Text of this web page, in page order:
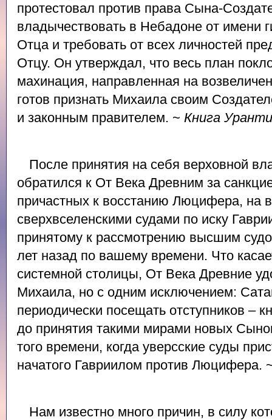
протестовал против права Сына-
владычествовать в Небадоне от имени
Отца и требовать от всех личностей
Отцу. Он утверждал, что весь план
махинация, направленная на
готов признать Михаила своим
и законным правителем. ~ Книга
После принятия на себя верховной
обратился к От Века Древним за
причастных к восстанию Люцифера, на
сверхвселенскими судами по иску
принятому к рассмотрению высшим
лет назад по вашему времени. Что
системной столицы, От Века Древние
Михаила, но с одним исключением:
периодически посещать отступников –
до принятия такими мирами новых
того времени, когда уверсские суды
начатого Гавриилом против Люцифера.
Нам известно много причин, в силу